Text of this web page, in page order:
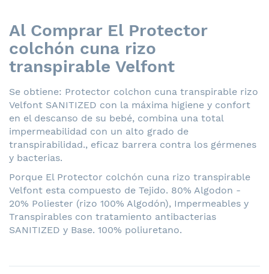
Al Comprar El Protector
colchón cuna rizo
transpirable Velfont
Se obtiene: Protector colchon cuna transpirable rizo
Velfont SANITIZED con la máxima higiene y confort
en el descanso de su bebé, combina una total
impermeabilidad con un alto grado de
transpirabilidad., eficaz barrera contra los gérmenes
y bacterias.
Porque El Protector colchón cuna rizo transpirable
Velfont esta compuesto de Tejido. 80% Algodon -
20% Poliester (rizo 100% Algodón), Impermeables y
Transpirables con tratamiento antibacterias
SANITIZED y Base. 100% poliuretano.